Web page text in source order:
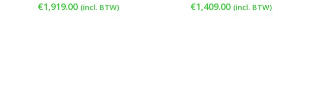
€1,919.00 (incl. BTW)
€1,409.00 (incl. BTW)